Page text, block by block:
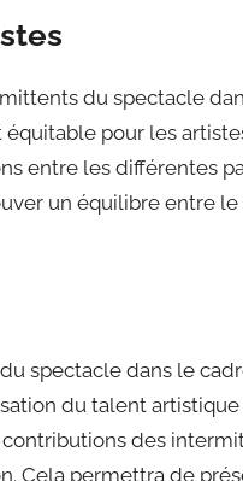
du spectacle
pour les
entre les différentes
un équilibre entre
spectacle dans le
du talent
des
Cela permettra de